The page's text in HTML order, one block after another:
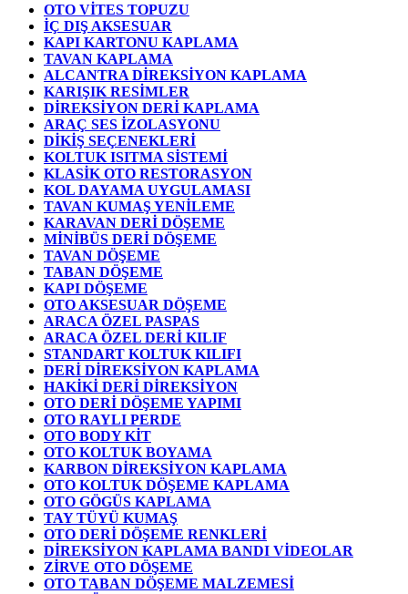
OTO VİTES TOPUZU
İÇ DIŞ AKSESUAR
KAPI KARTONU KAPLAMA
TAVAN KAPLAMA
ALCANTRA DİREKSİYON KAPLAMA
KARIŞIK RESİMLER
DİREKSİYON DERİ KAPLAMA
ARAÇ SES İZOLASYONU
DİKİŞ SEÇENEKLERİ
KOLTUK ISITMA SİSTEMİ
KLASİK OTO RESTORASYON
KOL DAYAMA UYGULAMASI
TAVAN KUMAŞ YENİLEME
KARAVAN DERİ DÖŞEME
MİNİBÜS DERİ DÖŞEME
TAVAN DÖŞEME
TABAN DÖŞEME
KAPI DÖŞEME
OTO AKSESUAR DÖŞEME
ARACA ÖZEL PASPAS
ARACA ÖZEL DERİ KILIF
STANDART KOLTUK KILIFI
DERİ DİREKSİYON KAPLAMA
HAKİKİ DERİ DİREKSİYON
OTO DERİ DÖŞEME YAPIMI
OTO RAYLI PERDE
OTO BODY KİT
OTO KOLTUK BOYAMA
KARBON DİREKSİYON KAPLAMA
OTO KOLTUK DÖŞEME KAPLAMA
OTO GÖGÜS KAPLAMA
TAY TÜYÜ KUMAŞ
OTO DERİ DÖŞEME RENKLERİ
DİREKSİYON KAPLAMA BANDI VİDEOLAR
ZİRVE OTO DÖŞEME
OTO TABAN DÖŞEME MALZEMESİ